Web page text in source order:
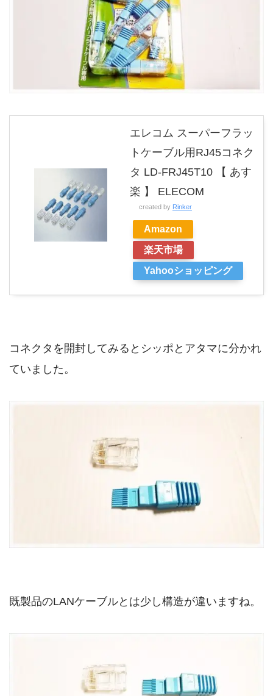
エレコム スーパーフラッ
トケーブル用RJ45コネク
タ LD-FRJ45T10 【 あす
楽 】 ELECOM
created by Rinker
Amazon
楽天市場
Yahooショッピング
コネクタを開封してみるとシッポとアタマに分かれ
ていました。
既製品のLANケーブルとは少し構造が違いますね。